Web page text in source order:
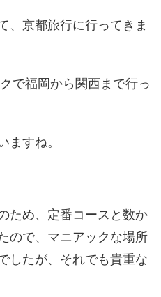
、京都旅行に行ってきま
で福岡から関西まで行っ
ますね。
ため、定番コースと数か
ので、マニアックな場所
したが、それでも貴重な